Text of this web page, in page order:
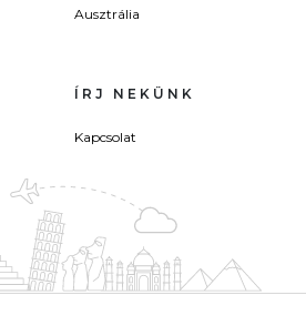
Ausztrália
ÍRJ NEKÜNK
Kapcsolat